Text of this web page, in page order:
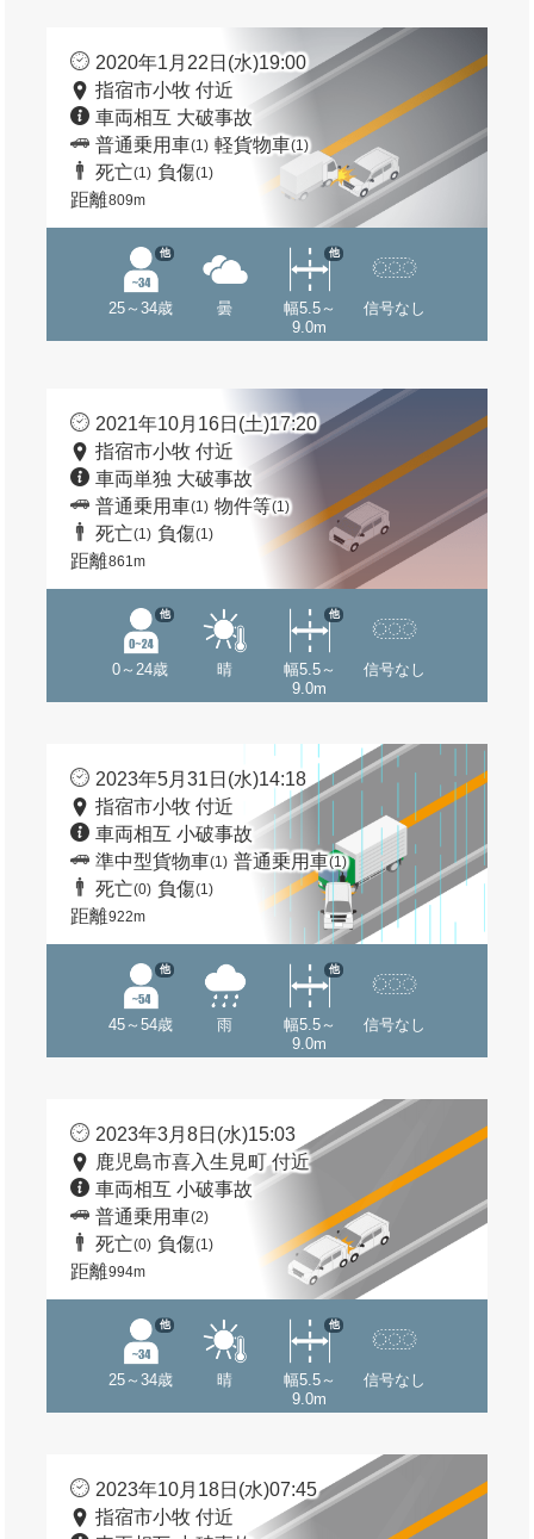
2020年1月22日(水)19:00
指宿市小牧 付近
車両相互 大破事故
普通乗用車(1) 軽貨物車(1)
死亡(1) 負傷(1)
距離809m
25～34歳
他
曇
幅5.5～
9.0m
他
信号なし
2021年10月16日(土)17:20
指宿市小牧 付近
車両単独 大破事故
普通乗用車(1) 物件等(1)
死亡(1) 負傷(1)
距離861m
0～24歳
他
晴
幅5.5～
9.0m
他
信号なし
2023年5月31日(水)14:18
指宿市小牧 付近
車両相互 小破事故
準中型貨物車(1) 普通乗用車(1)
死亡(0) 負傷(1)
距離922m
45～54歳
他
雨
幅5.5～
9.0m
他
信号なし
2023年3月8日(水)15:03
鹿児島市喜入生見町 付近
車両相互 小破事故
普通乗用車(2)
死亡(0) 負傷(1)
距離994m
25～34歳
他
晴
幅5.5～
9.0m
他
信号なし
2023年10月18日(水)07:45
指宿市小牧 付近